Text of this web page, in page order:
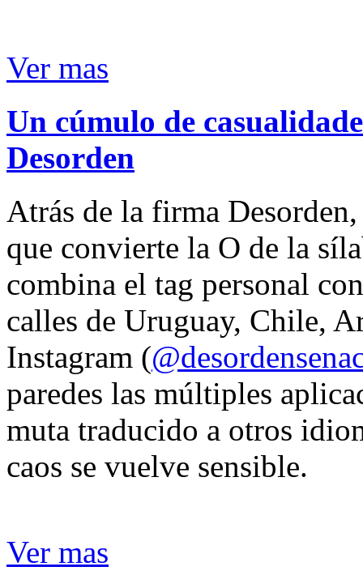
Ver mas
Un cúmulo de
Desorden
Atrás de la firma
que convierte la O de la
combina el tag personal
calles de Uruguay, Chile,
Instagram (
paredes las múltiples
muta traducido a otros
caos se vuelve sensible.
Ver mas